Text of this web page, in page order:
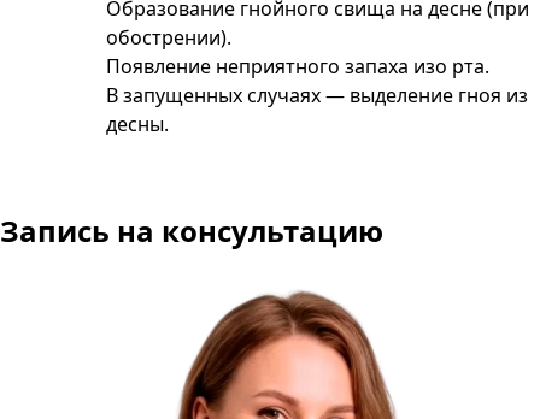
Образование гнойного свища на десне (при
обострении).
Появление неприятного запаха изо рта.
В запущенных случаях — выделение гноя из
десны​.
Запись на консультацию